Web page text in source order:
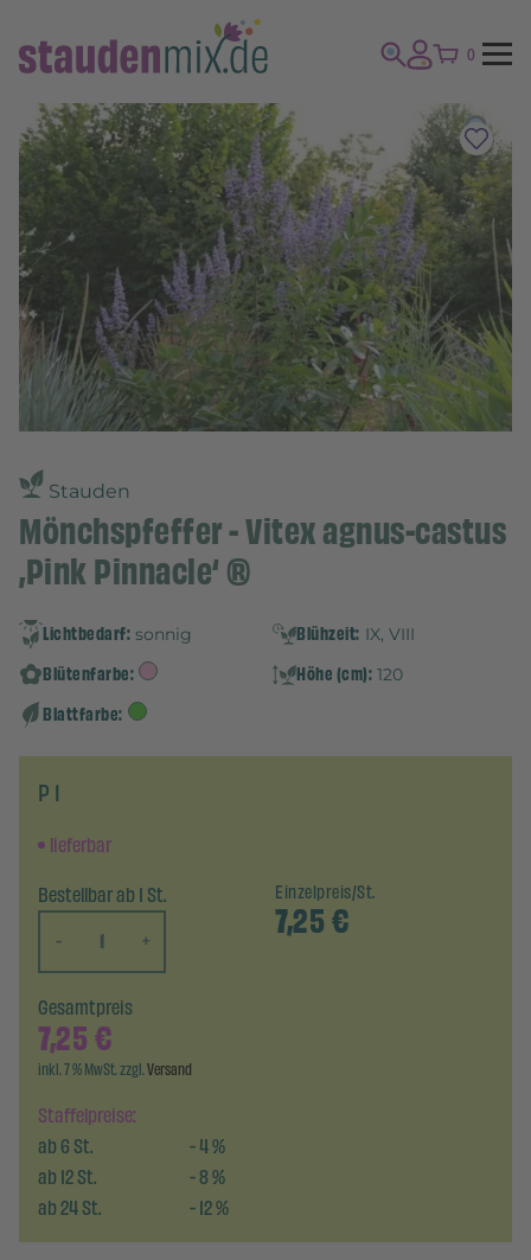
0
Stauden
Mönchspfeffer - Vitex agnus-castus
‚Pink Pinnacle‘ ®
Lichtbedarf: sonnig Blühzeit: IX, VIII
Blütenfarbe: Höhe (cm): 120
Blattfarbe:
P 1
lieferbar
Bestellbar ab 1 St.
-
+
Einzelpreis/St.
7,25€
Staffelpreise:
ab6St. -4%
ab12St. -8%
ab24St. -12%
Gesamtpreis
7,25€
inkl. 7 % MwSt. zzgl.Versand